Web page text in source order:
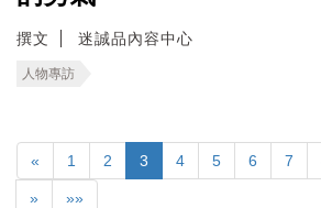
撰文 迷誠品內容中心
人物專訪
« 1 2 3 4 5 6 7
» »»